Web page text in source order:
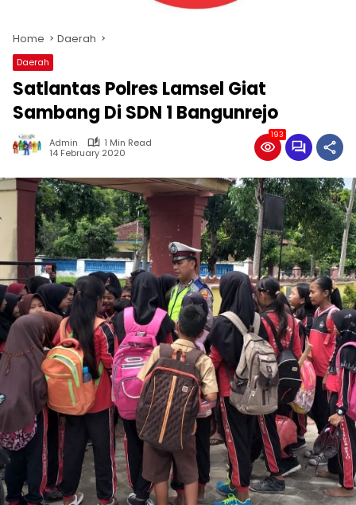
Home Daerah
Daerah
Satlantas Polres Lamsel Giat
Sambang Di SDN 1 Bangunrejo
Admin
1 Min Read
14 February 2020
193